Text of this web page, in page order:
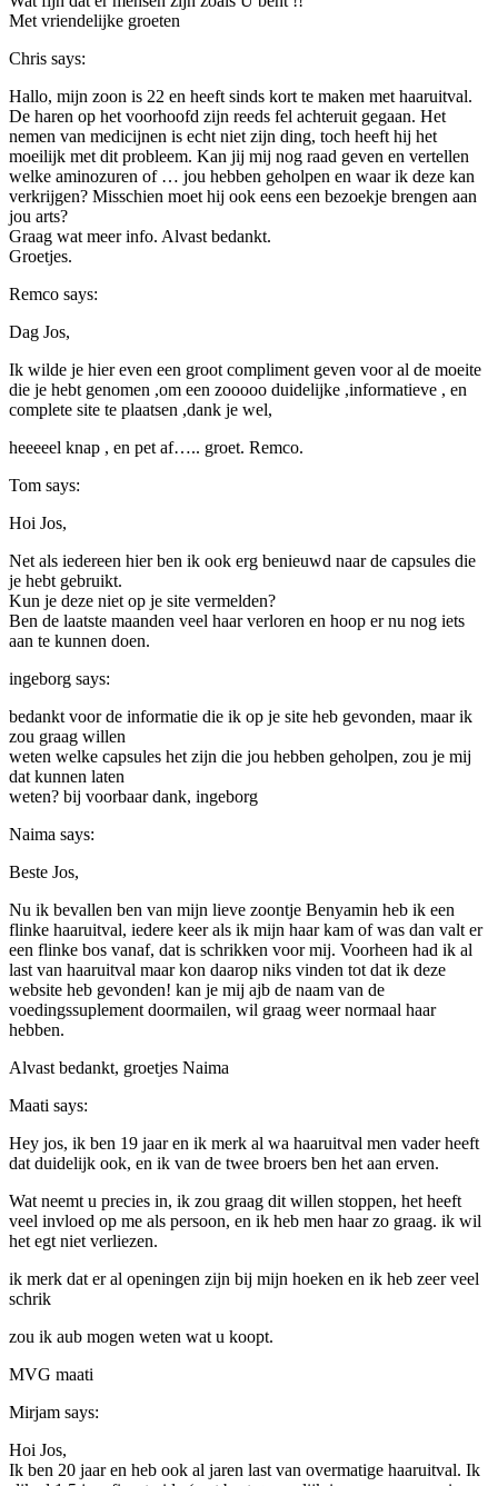
Met vriendelijke groeten
Chris says:
Hallo, mijn zoon is 22 en heeft sinds kort te maken met haaruitval.
De haren op het voorhoofd zijn reeds fel achteruit gegaan. Het
nemen van medicijnen is echt niet zijn ding, toch heeft hij het
moeilijk met dit probleem. Kan jij mij nog raad geven en vertellen
welke aminozuren of … jou hebben geholpen en waar ik deze kan
verkrijgen? Misschien moet hij ook eens een bezoekje brengen aan
jou arts?
Graag wat meer info. Alvast bedankt.
Groetjes.
Remco says:
Dag Jos,
Ik wilde je hier even een groot compliment geven voor al de moeite
die je hebt genomen ,om een zooooo duidelijke ,informatieve , en
complete site te plaatsen ,dank je wel,
heeeeel knap , en pet af….. groet. Remco.
Tom says:
Hoi Jos,
Net als iedereen hier ben ik ook erg benieuwd naar de capsules die
je hebt gebruikt.
Kun je deze niet op je site vermelden?
Ben de laatste maanden veel haar verloren en hoop er nu nog iets
aan te kunnen doen.
ingeborg says:
bedankt voor de informatie die ik op je site heb gevonden, maar ik
zou graag willen
weten welke capsules het zijn die jou hebben geholpen, zou je mij
dat kunnen laten
weten? bij voorbaar dank, ingeborg
Naima says:
Beste Jos,
Nu ik bevallen ben van mijn lieve zoontje Benyamin heb ik een
flinke haaruitval, iedere keer als ik mijn haar kam of was dan valt er
een flinke bos vanaf, dat is schrikken voor mij. Voorheen had ik al
last van haaruitval maar kon daarop niks vinden tot dat ik deze
website heb gevonden! kan je mij ajb de naam van de
voedingssuplement doormailen, wil graag weer normaal haar
hebben.
Alvast bedankt, groetjes Naima
Maati says:
Hey jos, ik ben 19 jaar en ik merk al wa haaruitval men vader heeft
dat duidelijk ook, en ik van de twee broers ben het aan erven.
Wat neemt u precies in, ik zou graag dit willen stoppen, het heeft
veel invloed op me als persoon, en ik heb men haar zo graag. ik wil
het egt niet verliezen.
ik merk dat er al openingen zijn bij mijn hoeken en ik heb zeer veel
schrik
zou ik aub mogen weten wat u koopt.
MVG maati
Mirjam says:
Hoi Jos,
Ik ben 20 jaar en heb ook al jaren last van overmatige haaruitval. Ik